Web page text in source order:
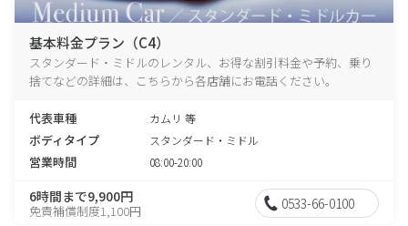
基本料金プラン（C4）
スタンダード・ミドルのレンタル、お得な割引料金や予約、乗り
捨てなどの詳細は、こちらから各店舗にお電話ください。
代表車種 カムリ 等
ボディタイプ スタンダード・ミドル
営業時間 08:00-20:00
6時間まで9,900円
免責補償制度1,100円 0533-66-0100